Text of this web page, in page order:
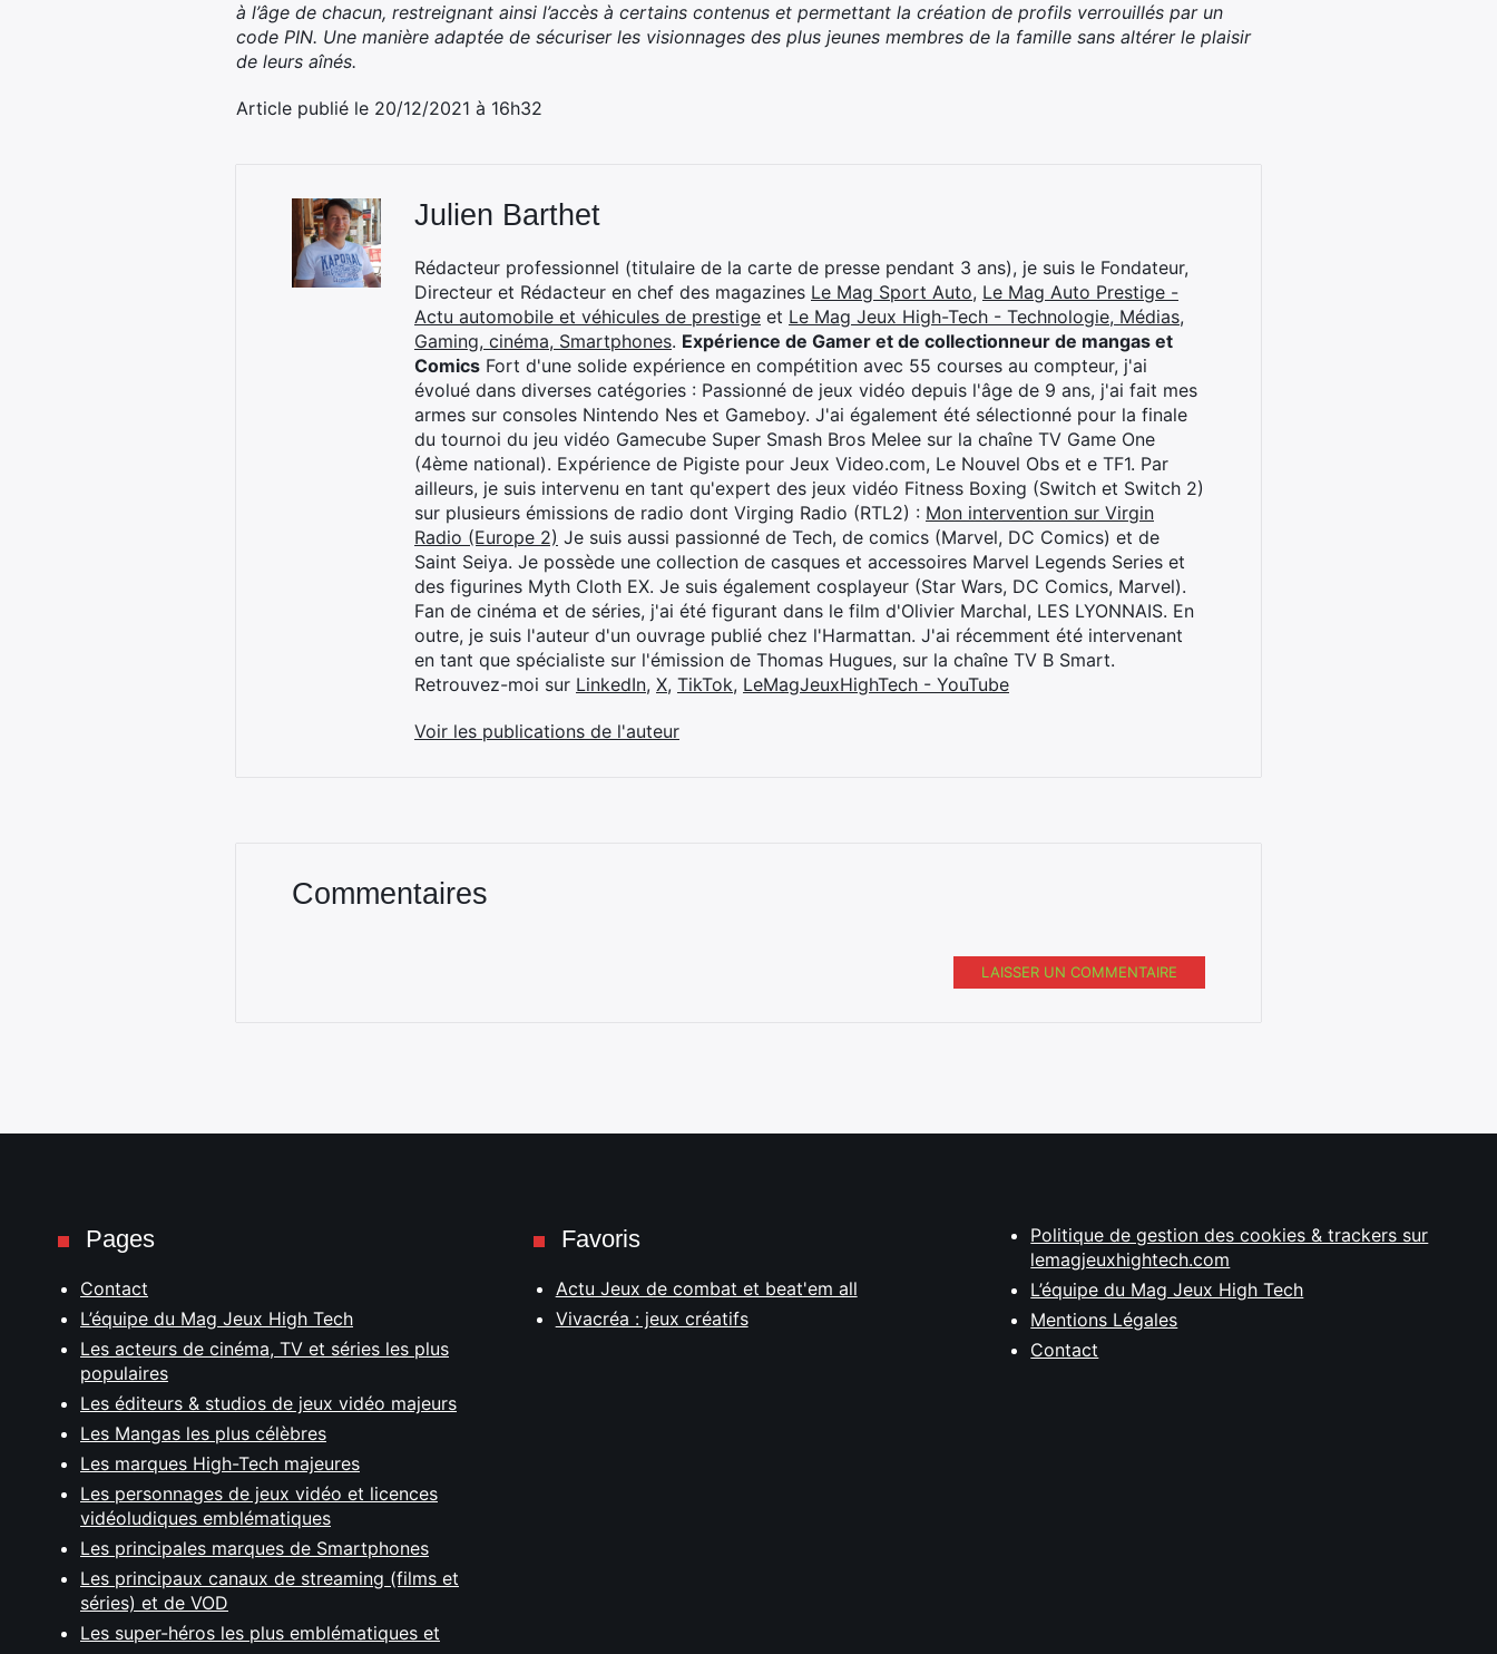
à l’âge de chacun, restreignant ainsi l’accès à certains contenus et permettant la création de profils verrouillés par un
code PIN. Une manière adaptée de sécuriser les visionnages des plus jeunes membres de la famille sans altérer le plaisir
de leurs aînés.
Article publié le 20/12/2021 à 16h32
Julien Barthet
Rédacteur professionnel (titulaire de la carte de presse pendant 3 ans), je suis le Fondateur,
Directeur et Rédacteur en chef des magazines Le Mag Sport Auto, Le Mag Auto Prestige -
Actu automobile et véhicules de prestige et Le Mag Jeux High-Tech - Technologie, Médias,
Gaming, cinéma, Smartphones. Expérience de Gamer et de collectionneur de mangas et
Comics Fort d'une solide expérience en compétition avec 55 courses au compteur, j'ai
évolué dans diverses catégories : Passionné de jeux vidéo depuis l'âge de 9 ans, j'ai fait mes
armes sur consoles Nintendo Nes et Gameboy. J'ai également été sélectionné pour la finale
du tournoi du jeu vidéo Gamecube Super Smash Bros Melee sur la chaîne TV Game One
(4ème national). Expérience de Pigiste pour Jeux Video.com, Le Nouvel Obs et e TF1. Par
ailleurs, je suis intervenu en tant qu'expert des jeux vidéo Fitness Boxing (Switch et Switch 2)
sur plusieurs émissions de radio dont Virging Radio (RTL2) : Mon intervention sur Virgin
Radio (Europe 2) Je suis aussi passionné de Tech, de comics (Marvel, DC Comics) et de
Saint Seiya. Je possède une collection de casques et accessoires Marvel Legends Series et
des figurines Myth Cloth EX. Je suis également cosplayeur (Star Wars, DC Comics, Marvel).
Fan de cinéma et de séries, j'ai été figurant dans le film d'Olivier Marchal, LES LYONNAIS. En
outre, je suis l'auteur d'un ouvrage publié chez l'Harmattan. J'ai récemment été intervenant
en tant que spécialiste sur l'émission de Thomas Hugues, sur la chaîne TV B Smart.
Retrouvez-moi sur LinkedIn, X, TikTok, LeMagJeuxHighTech - YouTube
Voir les publications de l'auteur
Commentaires
LAISSER UN COMMENTAIRE
Pages
Contact
L’équipe du Mag Jeux High Tech
Les acteurs de cinéma, TV et séries les plus
populaires
Les éditeurs & studios de jeux vidéo majeurs
Les Mangas les plus célèbres
Les marques High-Tech majeures
Les personnages de jeux vidéo et licences
vidéoludiques emblématiques
Les principales marques de Smartphones
Les principaux canaux de streaming (films et
séries) et de VOD
Les super-héros les plus emblématiques et
Favoris
Actu Jeux de combat et beat'em all
Vivacréa : jeux créatifs
Politique de gestion des cookies & trackers sur
lemagjeuxhightech.com
L’équipe du Mag Jeux High Tech
Mentions Légales
Contact